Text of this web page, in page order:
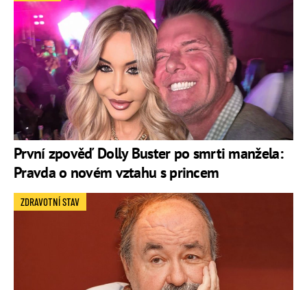
První zpověď Dolly Buster po smrti manžela:
Pravda o novém vztahu s princem
ZDRAVOTNÍ STAV